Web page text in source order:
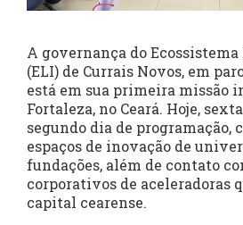
A governança do
(ELI) de Currais Novos, em
está em sua primeira missão
Fortaleza, no Ceará. Hoje,
segundo dia de programação,
espaços de inovação de
fundações, além de contato
corporativos de aceleradoras
capital cearense.